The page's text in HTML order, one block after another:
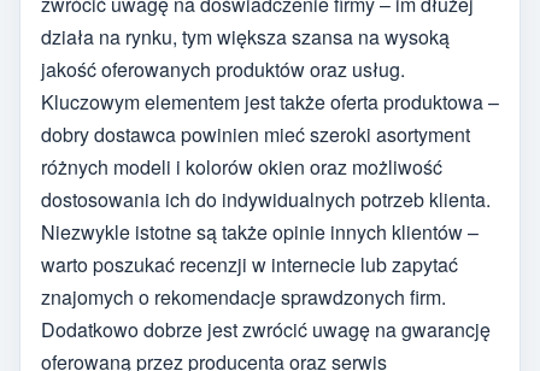
działa na rynku, tym większa szansa na wysoką
jakość oferowanych produktów oraz usług.
Kluczowym elementem jest także oferta produktowa –
dobry dostawca powinien mieć szeroki asortyment
różnych modeli i kolorów okien oraz możliwość
dostosowania ich do indywidualnych potrzeb klienta.
Niezwykle istotne są także opinie innych klientów –
warto poszukać recenzji w internecie lub zapytać
znajomych o rekomendacje sprawdzonych firm.
Dodatkowo dobrze jest zwrócić uwagę na gwarancję
oferowaną przez producenta oraz serwis